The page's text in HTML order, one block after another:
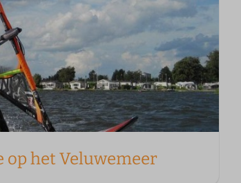
op het Veluwemeer